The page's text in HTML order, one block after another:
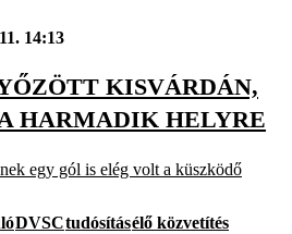
14:13
KISVÁRDÁN,
HARMADIK HELYRE
egy gól is elég volt a küszködő
DVSCtudósításélő közvetítés